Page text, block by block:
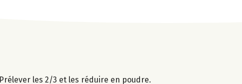
les 2/3 et les réduire en poudre.